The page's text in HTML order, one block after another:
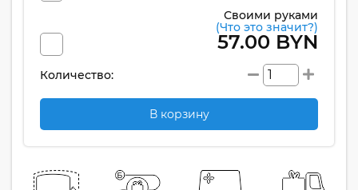
Своими руками
(Что это значит?)
57.00 BYN
Количество:
В корзину